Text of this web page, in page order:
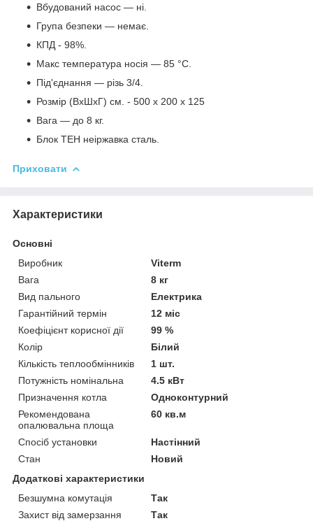
Вбудований насос — ні.
Група безпеки — немає.
КПД - 98%.
Макс температура носія — 85 °C.
Під'єднання — різь 3/4.
Розмір (ВхШхГ) см. - 500 х 200 х 125
Вага — до 8 кг.
Блок ТЕН неіржавка сталь.
Приховати
Характеристики
Основні
Виробник
Viterm
Вага
8 кг
Вид пального
Електрика
Гарантійний термін
12 міс
Коефіцієнт корисної дії
99 %
Колір
Білий
Кількість теплообмінників
1 шт.
Потужність номінальна
4.5 кВт
Призначення котла
Одноконтурний
Рекомендована
опалювальна площа
60 кв.м
Спосіб установки
Настінний
Стан
Новий
Додаткові характеристики
Безшумна комутація
Так
Захист від замерзання
Так